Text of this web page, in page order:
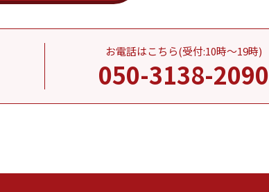
お電話はこちら(受付:10時～19時)
050-3138-2090